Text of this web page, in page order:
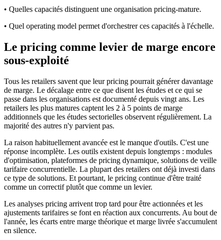
• Quelles capacités distinguent une organisation pricing-mature.
• Quel operating model permet d'orchestrer ces capacités à l'échelle.
Le pricing comme levier de marge encore
sous-exploité
Tous les retailers savent que leur pricing pourrait générer davantage
de marge. Le décalage entre ce que disent les études et ce qui se
passe dans les organisations est documenté depuis vingt ans. Les
retailers les plus matures captent les 2 à 5 points de marge
additionnels que les études sectorielles observent régulièrement. La
majorité des autres n'y parvient pas.
La raison habituellement avancée est le manque d'outils. C'est une
réponse incomplète. Les outils existent depuis longtemps : modules
d'optimisation, plateformes de pricing dynamique, solutions de veille
tarifaire concurrentielle. La plupart des retailers ont déjà investi dans
ce type de solutions. Et pourtant, le pricing continue d'être traité
comme un correctif plutôt que comme un levier.
Les analyses pricing arrivent trop tard pour être actionnées et les
ajustements tarifaires se font en réaction aux concurrents. Au bout de
l'année, les écarts entre marge théorique et marge livrée s'accumulent
en silence.